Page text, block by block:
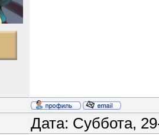
Дата: Суббота,